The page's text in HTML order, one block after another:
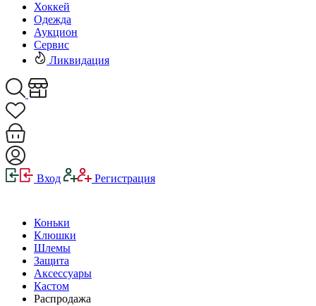
Хоккей
Одежда
Аукцион
Сервис
Ликвидация
Вход Регистрация
Коньки
Клюшки
Шлемы
Защита
Аксессуары
Кастом
Распродажа